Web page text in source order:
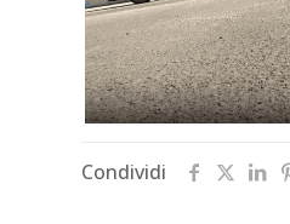
Condividi